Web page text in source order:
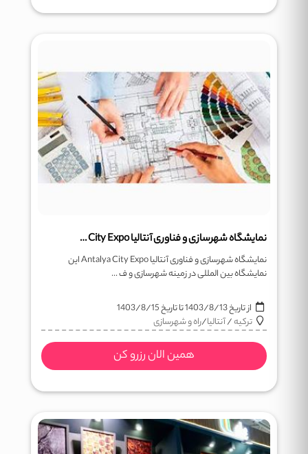
نمایشگاه شهرسازی و فناوری آنتالیا Antalya City Expo
نمایشگاه شهرسازی و فناوری آنتالیا Antalya City Expo این
نمایشگاه بین المللی در زمینه شهرسازی و ف ...
از تاریخ1403/8/13تا تاریخ1403/8/15
ترکیه/آنتالیا/راه و شهرسازی
همین الان رزرو کن